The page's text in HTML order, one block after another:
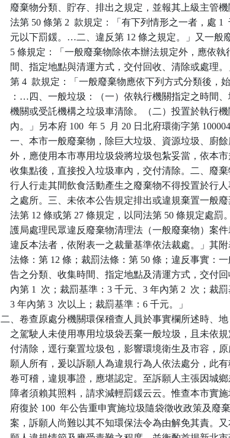
廢棄物分類、貯存、排出之規定，並報其上級主管機
法第 50 條第 2  款規定：「有下列情形之一者，處 1
元以下罰鍰。…二、違反第 12 條之規定。」又一
5 條規定：「一般廢棄物除依本辦法規定外，應依
間、指定地點與清運方式，交付回收、清除或處理。
第 4  款規定：「一般廢棄物應依下列方式分類後
：…四、一般垃圾：（一）依執行機關指定之時間
機關或受託機構之垃圾車清除。（二）投置於執行
內。」另本府 100  年 5  月 20 日北府環衛字第
一、本市一般廢棄物，除巨大垃圾、資源垃圾、廚
外，應使用本市專用垃圾袋將垃圾包紮妥當，依本
收集點後，直接投入垃圾車內，交付清除。二、廢
行人行走其間飲食活動產生之廢棄物不得投置於行
之處所。三、未依本公告規定排出或違規棄置一般
法第 12 條或第 27 條規定，以同法第 50 條規定處
護局處理民眾違反廢棄物清理法（一般廢棄物）案件
違反本法者，依附表一之裁量基準依法裁處。」其附
法條：第 12 條；裁罰法條：第 50 條；違反事實：
告之分類、收集時間、指定地點及清運方式，交付
內第 1  次；裁罰基準：3 千元、3 年內第 2  次；裁罰
    3 年內第 3  次以上；裁罰基準：6 千元。」
二、卷查原處分機關環保稽查人員於事實欄所述時、
之駕駛人未使用專用垃圾袋丟棄一般垃圾，且未依
付清除，逕行棄置垃圾包，影響環境衛生及市容，
願人所有，爰以訴願人為違規行為人依法處分，此
卷可稽，違規事證，應堪認定。至訴願人主張因城
障者須賴其照料，請求減輕罰鍰云云。惟查本市實
府復於 100  年公告重申實施垃圾隨袋徵收政策及
案，訴願人尚難以其不知環保法令為由解免其責。